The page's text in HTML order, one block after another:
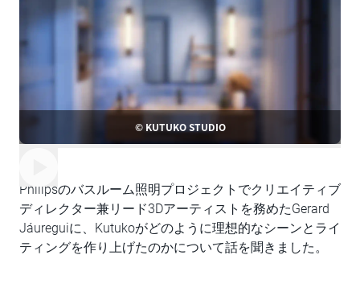
© KUTUKO STUDIO
Philipsのバスルーム照明プロジェクトでクリエイティブ
ディレクター兼リード3Dアーティストを務めたGerard
Jáureguiに、Kutukoがどのように理想的なシーンとライ
ティングを作り上げたのかについて話を聞きました。